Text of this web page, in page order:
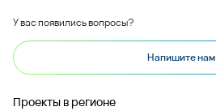
У вас появились вопросы?
Напишите нам
Проекты в регионе